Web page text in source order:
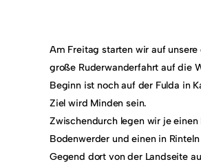
Am Freitag starten wir auf
große Ruderwanderfahrt auf die
Beginn ist noch auf der Fulda in
Ziel wird Minden sein.
Zwischendurch legen wir je einen
Bodenwerder und einen in
Gegend dort von der Landseite